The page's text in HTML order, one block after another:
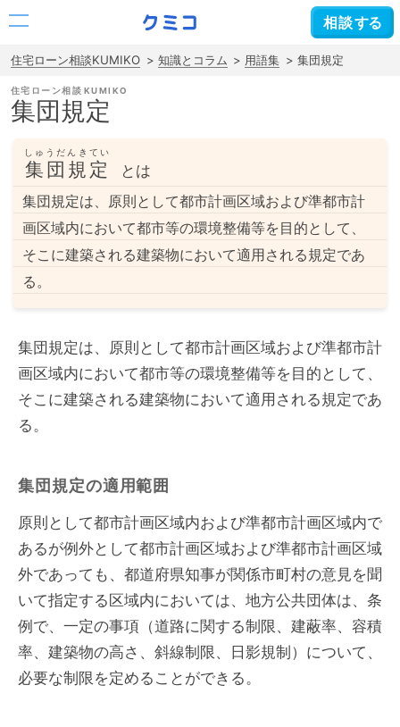
住宅ローン相談KUMIKO 知識とコラム 用語集 集団規定
住宅ローン相談
集団規定
集団規定
しゅうだんきてい
とは
集団規定は、原則として都市計画区域および準都市計
画区域内において都市等の環境整備等を目的として、
そこに建築される建築物において適用される規定であ
る。
集団規定は、原則として都市計画区域および準都市計
画区域内において都市等の環境整備等を目的として、
そこに建築される建築物において適用される規定であ
る。
集団規定の適用範囲
原則として都市計画区域内および準都市計画区域内で
あるが例外として都市計画区域および準都市計画区域
外であっても、都道府県知事が関係市町村の意見を聞
いて指定する区域内においては、地方公共団体は、条
例で、一定の事項（道路に関する制限、建蔽率、容積
率、建築物の高さ、斜線制限、日影規制）について、
必要な制限を定めることができる。
相談する